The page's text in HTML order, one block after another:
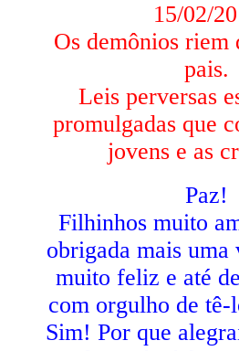
15/02/
Os demônios riem
pais.
Leis perversas
promulgadas que
jovens e as
Paz!
Filhinhos muito
obrigada mais
muito feliz e até
com orgulho de
Sim! Por que